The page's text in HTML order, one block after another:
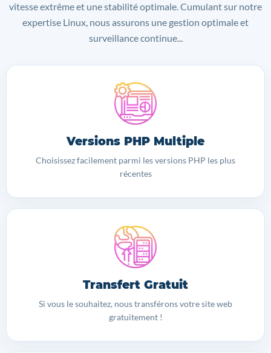
vitesse extrême et une stabilité optimale. Cumulant sur notre
expertise Linux, nous assurons une gestion optimale et
surveillance continue...
Versions PHP Multiple
Choisissez facilement parmi les versions PHP les plus
récentes
Transfert Gratuit
Si vous le souhaitez, nous transférons votre site web
gratuitement !